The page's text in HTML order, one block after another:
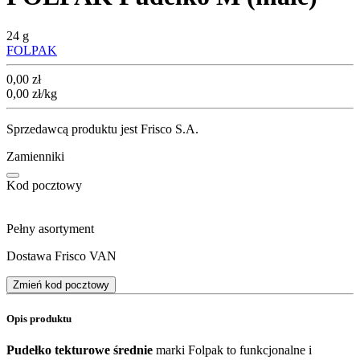
24 g
FOLPAK
Cena
0,00 zł
0,00 zł/kg
Sprzedawcą produktu jest Frisco S.A.
Zamienniki
Kod pocztowy
Pełny asortyment
Dostawa Frisco VAN
Zmień kod pocztowy
Opis produktu
Pudełko tekturowe średnie marki Folpak to funkcjonalne i